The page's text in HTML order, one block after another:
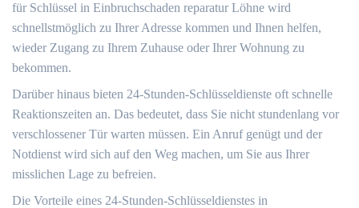
für Schlüssel in Einbruchschaden reparatur Löhne wird
schnellstmöglich zu Ihrer Adresse kommen und Ihnen helfen,
wieder Zugang zu Ihrem Zuhause oder Ihrer Wohnung zu
bekommen.​
Darüber hinaus bieten 24-Stunden-Schlüsseldienste oft schnelle
Reaktionszeiten an.​ Das bedeutet, dass Sie nicht stundenlang vor
verschlossener Tür warten müssen.​ Ein Anruf genügt und der
Notdienst wird sich auf den Weg machen, um Sie aus Ihrer
misslichen Lage zu befreien.​
Die Vorteile eines 24-Stunden-Schlüsseldienstes in